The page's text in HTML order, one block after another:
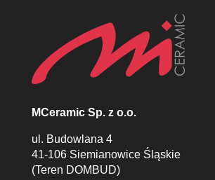
MCeramic Sp. z o.o.
ul. Budowlana 4
41-106 Siemianowice Śląskie
(Teren DOMBUD)